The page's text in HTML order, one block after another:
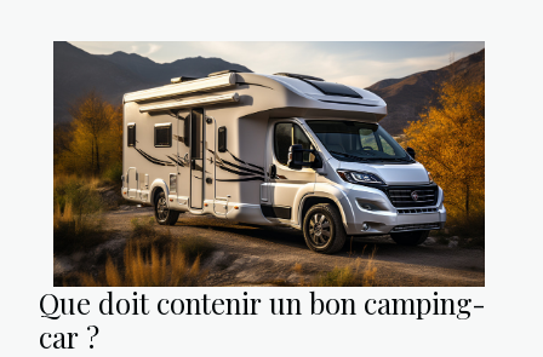
Que doit contenir un bon camping-
car ?